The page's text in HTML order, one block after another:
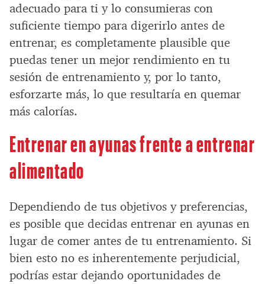
adecuado para ti y lo consumieras con
suficiente tiempo para digerirlo antes de
entrenar, es completamente plausible que
puedas tener un mejor rendimiento en tu
sesión de entrenamiento y, por lo tanto,
esforzarte más, lo que resultaría en quemar
más calorías.
Entrenar en ayunas frente a entrenar
alimentado
Dependiendo de tus objetivos y preferencias,
es posible que decidas entrenar en ayunas en
lugar de comer antes de tu entrenamiento. Si
bien esto no es inherentemente perjudicial,
podrías estar dejando oportunidades de